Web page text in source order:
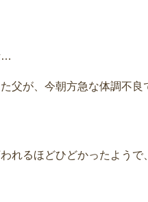
…
父が、今朝方急な体調不良
れるほどひどかったようで